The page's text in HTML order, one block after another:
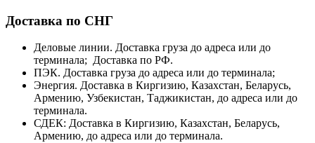
Доставка по СНГ
Деловые линии. Доставка груза до адреса или до
терминала; Доставка по РФ.
ПЭК. Доставка груза до адреса или до терминала;
Энергия. Доставка в Киргизию, Казахстан, Беларусь,
Армению, Узбекистан, Таджикистан, до адреса или до
терминала.
СДЕК: Доставка в Киргизию, Казахстан, Беларусь,
Армению, до адреса или до терминала.